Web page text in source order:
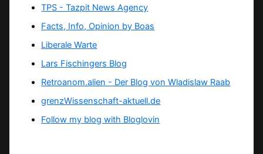
TPS -Tazpit News Agency
Facts, Info, Opinion by Boas
Liberale Warte
Lars Fischingers Blog
Retroanom.alien - Der Blog von Wladislaw Raab
grenzWissenschaft-aktuell.de
Follow my blog with Bloglovin